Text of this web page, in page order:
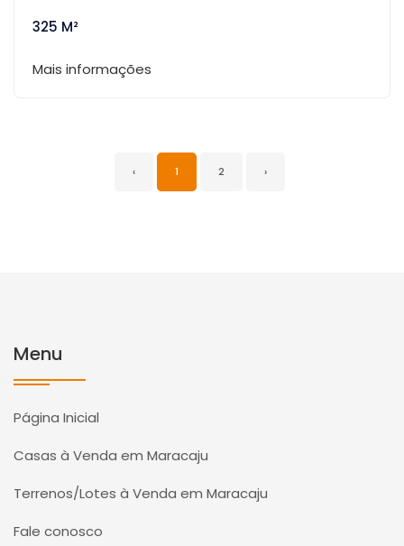
325 M²
Mais informações
‹ 1 2 ›
Menu
Página Inicial
Casas à Venda em Maracaju
Terrenos/Lotes à Venda em Maracaju
Fale conosco